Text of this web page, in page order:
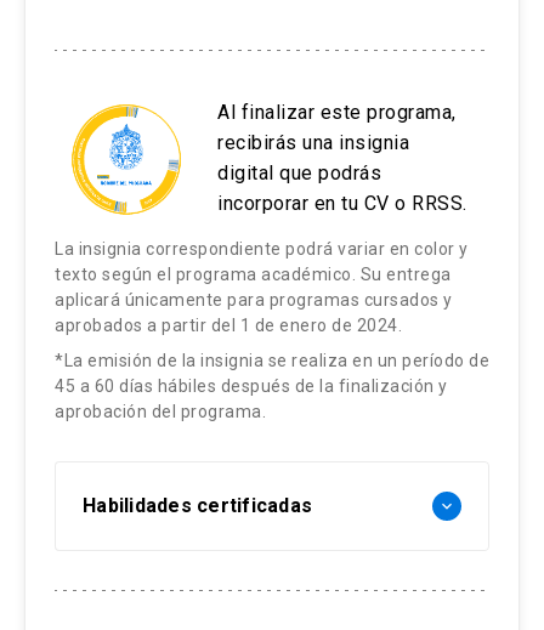
Al finalizar este programa,
recibirás una insignia
digital que podrás
incorporar en tu CV o RRSS.
La insignia correspondiente podrá variar en color y
texto según el programa académico. Su entrega
aplicará únicamente para programas cursados y
aprobados a partir del 1 de enero de 2024.
*La emisión de la insignia se realiza en un período de
45 a 60 días hábiles después de la finalización y
aprobación del programa.
Habilidades certificadas keyboard_arrow_down
Pensamiento crítico